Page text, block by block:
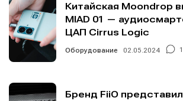
Китайская Moondrop
MIAD 01 —
ЦАП Cirrus Logic
Оборудование 02.05.2024 1
Бренд FiiO